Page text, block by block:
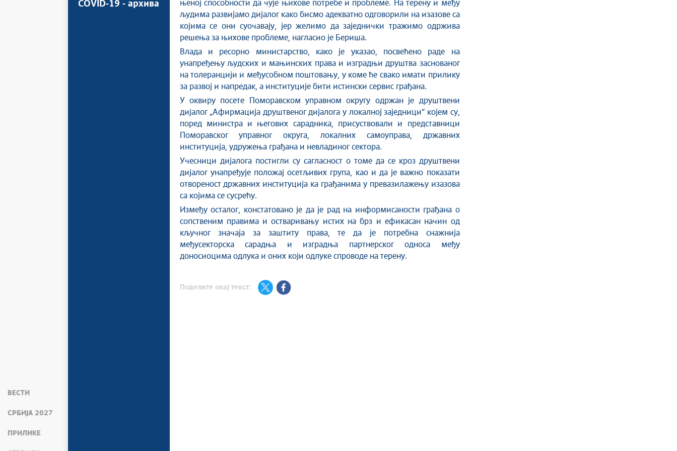
ВЕСТИ
СРБИЈА 2027
ПРИЛИКЕ
COVID-19 - архива
њеној способности да чује њихове потребе и проблеме. На терену и међу
људима развијамо дијалог како бисмо адекватно одговорили на изазове са
којима се онисуочавају
јер желимо да заједнички тражимо одржива
решења за њихове проблеме, нагласио је Бериша.
Влада и ресорно министарство, како је указао, посвећено раде на
унапређењу људских и мањинских права и изградњи друштва заснованог
на толеранцији и међусобном поштовању, у коме ће свако имати прилику
за развој и напредак, а институције бити истински сервис грађана.
У оквиру посете Поморавском управном округу одржан је друштвени
дијалог „Афирмација друштвеног дијалога у локалној заједници“ којем су,
поред министра и његових сарадника, присуствовали и представници
Поморавског управног округа, локалних самоуправа, државних
институција, удружења грађана и невладиног сектора.
Учесници дијалога постигли су сагласност о томе да се кроз друштвени
дијалог унапређује положај осетљивих група, као и да је важно показати
отвореност државних институција ка грађанима у превазилажењу изазова
са којима се сусрећу.
Између осталог, констатовано је да је рад на информисаности грађана о
сопственим правима и остваривању истих на брз и ефикасан начин од
кључног значаја за заштиту права, те да је потребна снажнија
међусекторска сарадња и изградња партнерског односа међу
доносиоцима одлука и оних који одлуке спроводе на терену.
Поделите овај текст: